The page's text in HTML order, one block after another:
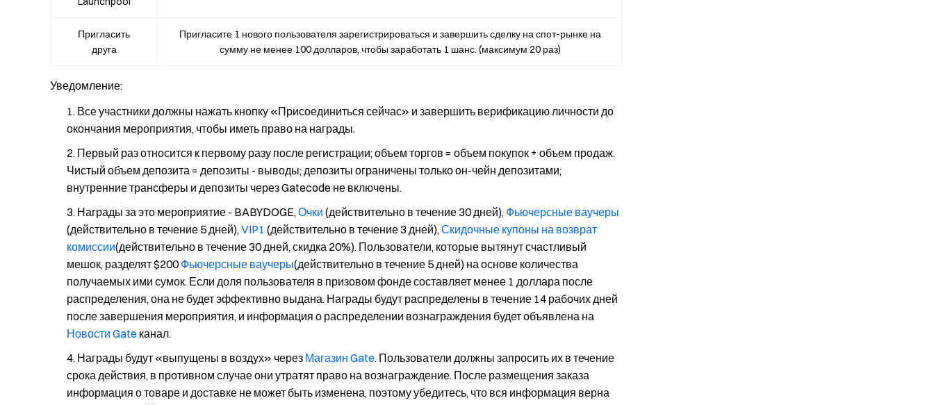
Пригласить
друга
Пригласите 1 нового пользователя зарегистрироваться и завершить сделку на спот-рынке на
сумму не менее 100 долларов, чтобы заработать 1 шанс. (максимум 20 раз)
Уведомление:
Все участники должны нажать кнопку «Присоединиться сейчас» и завершить верификацию личности до
окончания мероприятия, чтобы иметь право на награды.
Первый раз относится к первому разу после регистрации; объем торгов = объем покупок + объем продаж.
Чистый объем депозита = депозиты - выводы; депозиты ограничены только он-чейн депозитами;
внутренние трансферы и депозиты через Gatecode не включены.
Награды за это мероприятие - BABYDOGE,Очки (действительно в течение 30 дней), Фьючерсные ваучеры
(действительно в течение 5 дней),VIP1 (действительно в течение 3 дней),Скидочные купоны на возврат
комиссии(действительно в течение 30 дней, скидка 20%). Пользователи, которые вытянут счастливый
мешок, разделят $200Фьючерсные ваучеры(действительно в течение 5 дней) на основе количества
получаемых ими сумок. Если доля пользователя в призовом фонде составляет менее 1 доллара после
распределения, она не будет эффективно выдана. Награды будут распределены в течение 14 рабочих дней
после завершения мероприятия, и информация о распределении вознаграждения будет объявлена на
Новости Gate канал.
Награды будут «выпущены в воздух» через Магазин Gate. Пользователи должны запросить их в течение
срока действия, в противном случае они утратят право на вознаграждение. После размещения заказа
информация о товаре и доставке не может быть изменена, поэтому убедитесь, что вся информация верна